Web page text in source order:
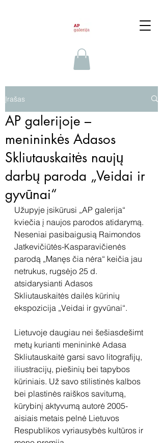
Įrašas
AP galerijoje –
menininkės Adasos
Skliutauskaitės naujų
darbų paroda „Veidai ir
gyvūnai“
Užupyje įsikūrusi „AP galerija“
kviečia į naujos parodos atidarymą.
Neseniai pasibaigusią Raimondos
Jatkevičiūtės-Kasparavičienės
parodą „Manęs čia nėra“ keičia jau
netrukus, rugsėjo 25 d.
atsidarysianti Adasos
Skliutauskaitės dailės kūrinių
ekspozicija „Veidai ir gyvūnai“.
Lietuvoje daugiau nei šešiasdešimt
metų kurianti menininkė Adasa
Skliutauskaitė garsi savo litografijų,
iliustracijų, piešinių bei tapybos
kūriniais. Už savo stilistinės kalbos
bei plastinės raiškos savitumą,
kūrybinį aktyvumą autorė 2005-
aisiais metais pelnė Lietuvos
Respublikos vyriausybės kultūros ir